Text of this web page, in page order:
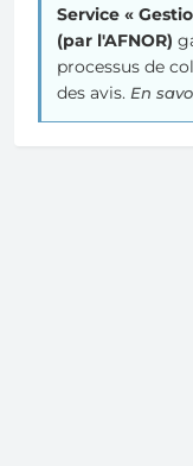
Service «
(par l'AFNOR)
processus de
des avis. En